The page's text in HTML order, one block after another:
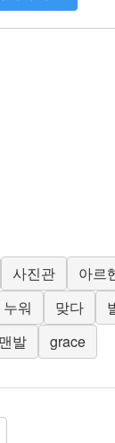
사진관 아르
누워 맞다
맨발 grace